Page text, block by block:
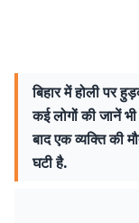
बिहार में होली पर
कई लोगों की जानें
बाद एक व्यक्ति की
घटी है.